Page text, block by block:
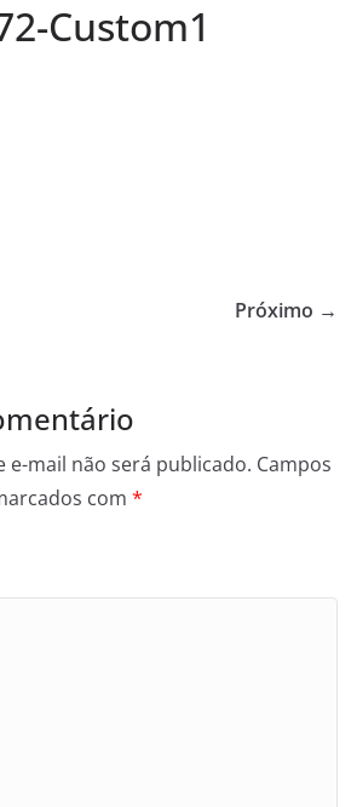
Custom1
Próximo →
e-mail não será publicado. Campos
com *